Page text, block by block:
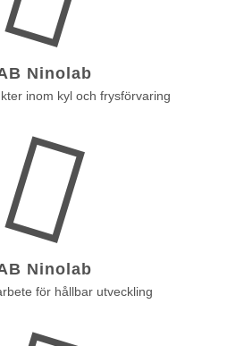
Ninolab
inom kyl och frysförvaring
Ninolab
för hållbar utveckling